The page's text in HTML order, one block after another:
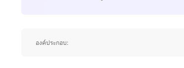
องค์ประกอบ: